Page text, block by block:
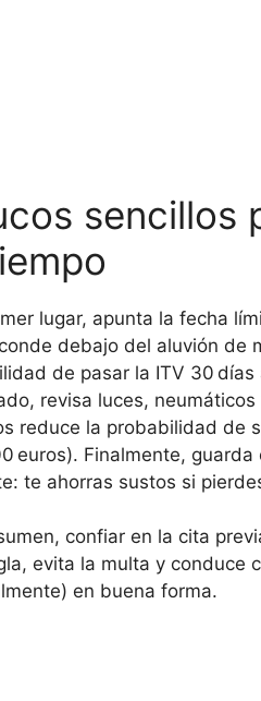
sencillos
lugar, apunta la fecha
debajo del aluvión de
de pasar la ITV 30
revisa luces,
reduce la probabilidad de
euros). Finalmente,
te ahorras sustos si
confiar en la cita
evita la multa y conduce
en buena forma.